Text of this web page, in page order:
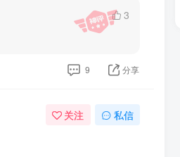
3
9 分享
关注 私信